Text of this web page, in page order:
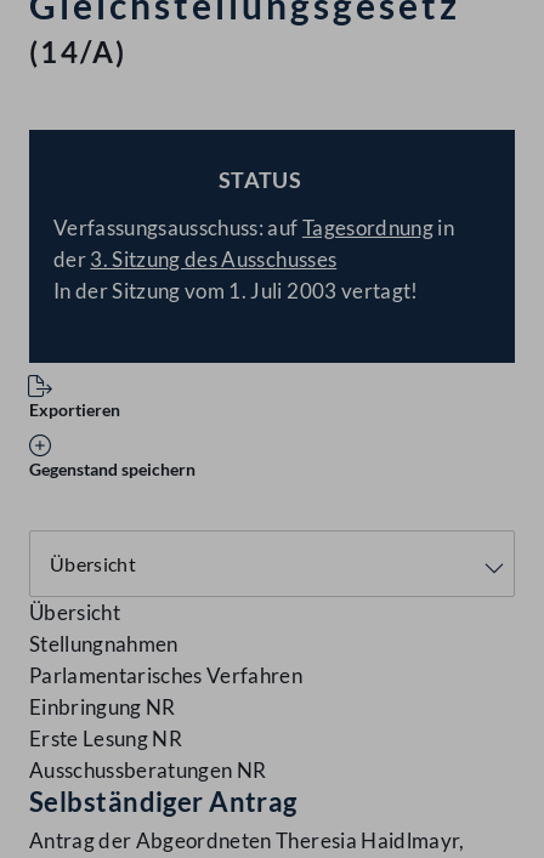
(14/A)
STATUS
Verfassungsausschuss: aufTagesordnungin
der3. Sitzung des Ausschusses
In der Sitzung vom 1. Juli 2003 vertagt!
Exportieren
Gegenstand speichern
Übersicht
Stellungnahmen
Parlamentarisches Verfahren
Einbringung NR
Erste Lesung NR
Ausschussberatungen NR
Selbständiger Antrag
Antrag der Abgeordneten Theresia Haidlmayr,